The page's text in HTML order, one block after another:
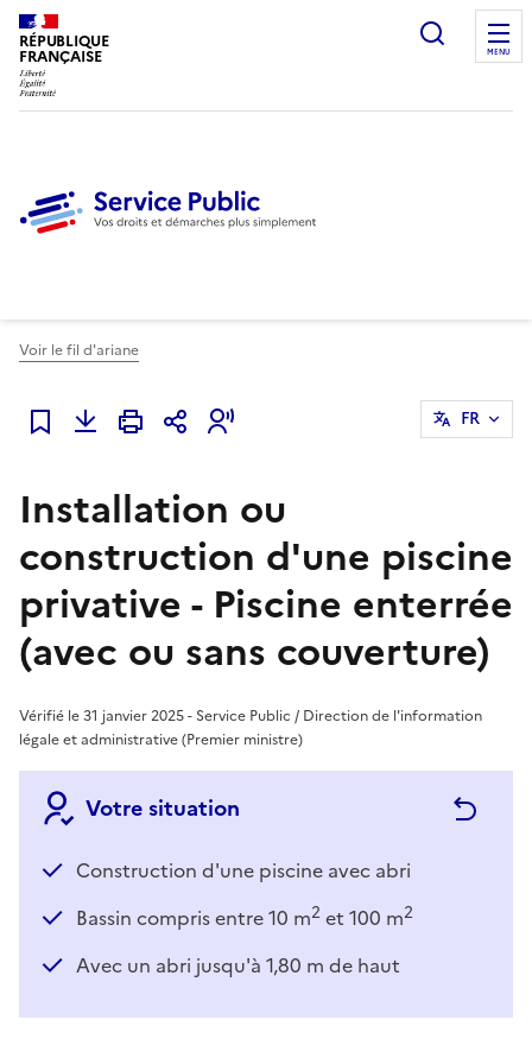
RÉPUBLIQUE
FRANÇAISE
Ouvrir
MENU
Voir le fil d'ariane
Ajouter à mes favoris
FR
Installation ou
construction d'une piscine
privative - Piscine enterrée
(avec ou sans couverture)
Vérifié le 31 janvier 2025 - Service Public / Direction de l'information
légale et administrative (Premier ministre)
Votre situation
Construction d'une piscine avec abri
Bassin compris entre 10 m2 et 100 m2
Avec un abri jusqu'à 1,80 m de haut